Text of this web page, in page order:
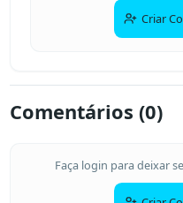
Criar
Comentários (0)
Faça login para deixar